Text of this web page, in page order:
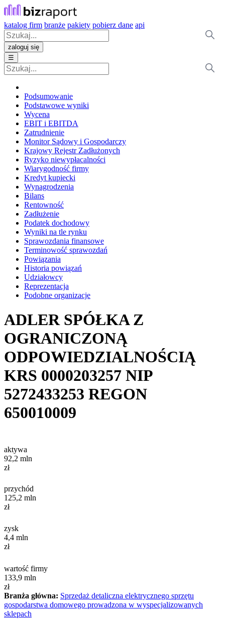
katalog firm branże pakiety pobierz dane api
zaloguj się
☰
Podsumowanie
Podstawowe wyniki
Wycena
EBIT i EBITDA
Zatrudnienie
Monitor Sądowy i Gospodarczy
Krajowy Rejestr Zadłużonych
Ryzyko niewypłacalności
Wiarygodność firmy
Kredyt kupiecki
Wynagrodzenia
Bilans
Rentowność
Zadłużenie
Podatek dochodowy
Wyniki na tle rynku
Sprawozdania finansowe
Terminowość sprawozdań
Powiązania
Historia powiązań
Udziałowcy
Reprezentacja
Podobne organizacje
ADLER SPÓŁKA Z
OGRANICZONĄ
ODPOWIEDZIALNOŚCIĄ
KRS 0000203257 NIP
5272433253 REGON
650010009
aktywa
92,2 mln
zł
przychód
125,2 mln
zł
zysk
4,4 mln
zł
wartość firmy
133,9 mln
zł
Branża główna: Sprzedaż detaliczna elektrycznego sprzętu
gospodarstwa domowego prowadzona w wyspecjalizowanych
sklepach